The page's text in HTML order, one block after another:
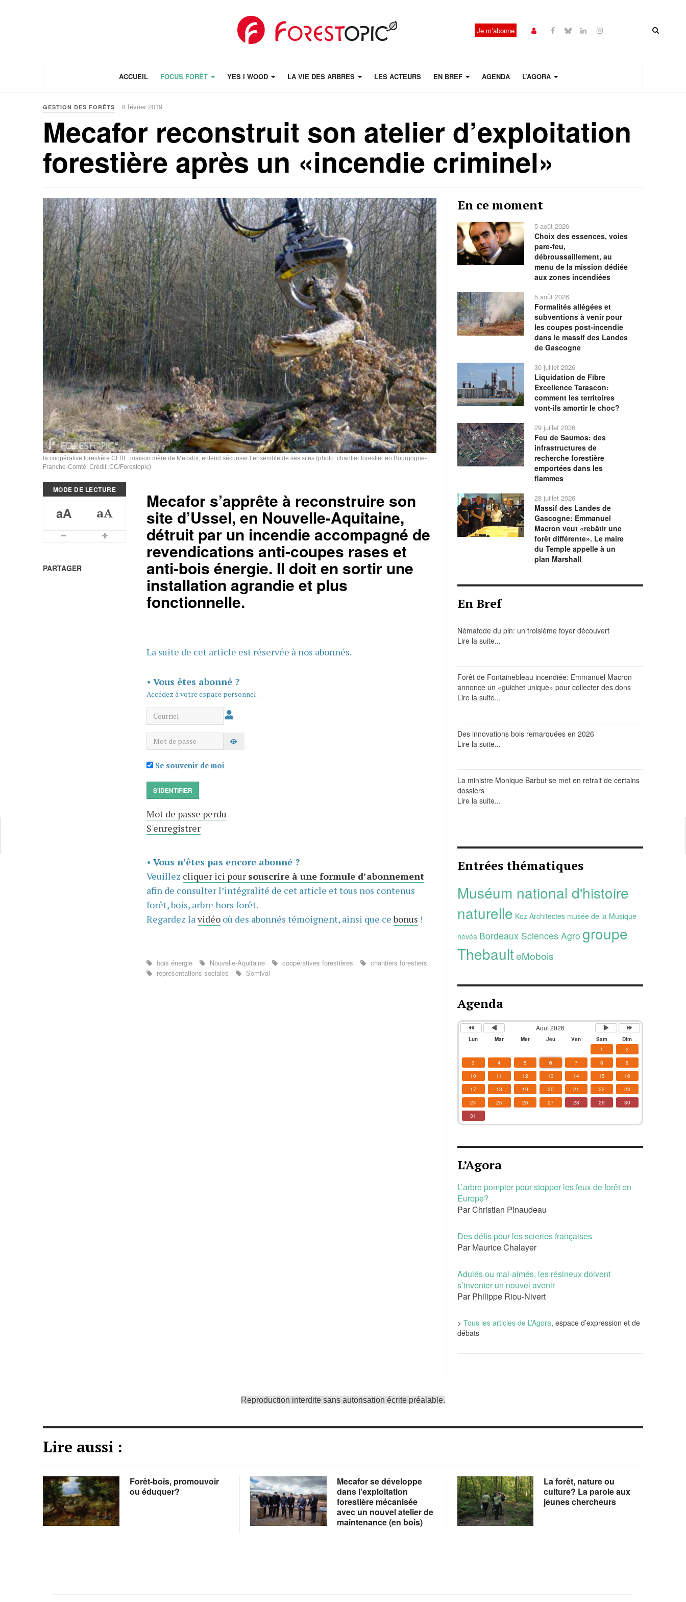
Je m’abonne
ACCUEIL FOCUS FORÊT YES I WOOD LA VIE DES ARBRES LES ACTEURS EN BREF AGENDA L’AGORA
GESTION DES FORÊTS 8 février 2019
Mecafor reconstruit son atelier d’exploitation
forestière après un «incendie criminel»
la coopérative forestière CFBL, maison mère de Mecafor, entend sécuriser l’ensemble de ses sites (photo: chantier forestier en Bourgogne-
Franche-Comté. Crédit: CC/Forestopic)
MODE DE LECTURE
aA aA
Plus petits caractèresPlus grands caractères
PARTAGER
Mecafor s’apprête à reconstruire son
site d’Ussel, en Nouvelle-Aquitaine,
détruit par un incendie accompagné de
revendications anti-coupes rases et
anti-bois énergie. Il doit en sortir une
installation agrandie et plus
fonctionnelle.
La suite de cet article est réservée à nos abonnés.
• Vous êtes abonné ?
Accédez à votre espace personnel :
Courriel
Mot de passe AFFICHER LE MOT DE PASSE
Se souvenir de moi
S'IDENTIFIER
Mot de passe perdu
S'enregistrer
• Vous n’êtes pas encore abonné ?
Veuillez cliquer ici pour souscrire à une formule d’abonnement
afin de consulter l’intégralité de cet article et tous nos contenus
forêt, bois, arbre hors forêt.
Regardez la vidéooù des abonnés témoignent, ainsi que cebonus !
bois énergie Nouvelle-Aquitaine coopératives forestières
chantiers forestiers
représentations sociales
Somival
En ce moment
5 août 2026
Choix des essences, voies
pare-feu,
débroussaillement, au
menu de la mission dédiée
aux zones incendiées
5 août 2026
Formalités allégées et
subventions à venir pour
les coupes post-incendie
dans le massif des Landes
de Gascogne
30 juillet 2026
Liquidation de Fibre
Excellence Tarascon:
comment les territoires
vont-ils amortir le choc?
29 juillet 2026
Feu de Saumos: des
infrastructures de
recherche forestière
emportées dans les
flammes
28 juillet 2026
Massif des Landes de
Gascogne: Emmanuel
Macron veut «rebâtir une
forêt différente». Le maire
du Temple appelle à un
plan Marshall
En Bref
Nématode du pin: un troisième foyer découvert
Lire la suite...
Forêt de Fontainebleau incendiée: Emmanuel Macron
annonce un «guichet unique» pour collecter des dons
Lire la suite...
Des innovations bois remarquées en 2026
Lire la suite...
La ministre Monique Barbut se met en retrait de certains
dossiers
Lire la suite...
Entrées thématiques
Muséum national d'histoire
naturelle Koz Architectes musée de la Musique
hévéa Bordeaux Sciences Agro groupe
ThebaulteMobois
Agenda
précédenteprécédent
Août 2026
Lun Mar Mer Jeu Ven Sam
Dim
1
2
3
4 5 6 7 8
9
10
11 12 13 14 15
16
17
18 19 20 21 22
23
24
25 26 27 28 29
30
31
L’Agora
L’arbre pompier pour stopper les feux de forêt en
Europe?
Par Christian Pinaudeau
Des défis pour les scieries françaises
Par Maurice Chalayer
Adulés ou mal-aimés, les résineux doivent
s’inventer un nouvel avenir
Par Philippe Riou-Nivert
> Tous les articles de L’Agora, espace d’expression et de
débats
Reproduction interdite sans autorisation écrite préalable.
Lire aussi :
Forêt-bois, promouvoir
ou éduquer?
Mecafor se développe
dans l’exploitation
forestière mécanisée
avec un nouvel atelier de
maintenance (en bois)
La forêt, nature ou
culture? La parole aux
jeunes chercheurs